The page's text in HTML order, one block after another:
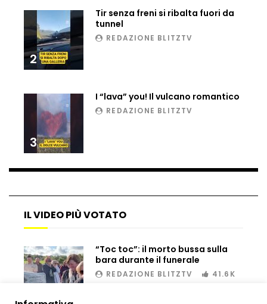
2
Tir senza freni si ribalta fuori da
tunnel
REDAZIONE BLITZTV
3
I “lava” you! Il vulcano romantico
REDAZIONE BLITZTV
IL VIDEO PIÙ VOTATO
00:02
“Toc toc”: il morto bussa sulla
bara durante il funerale
REDAZIONE BLITZTV 41.6K